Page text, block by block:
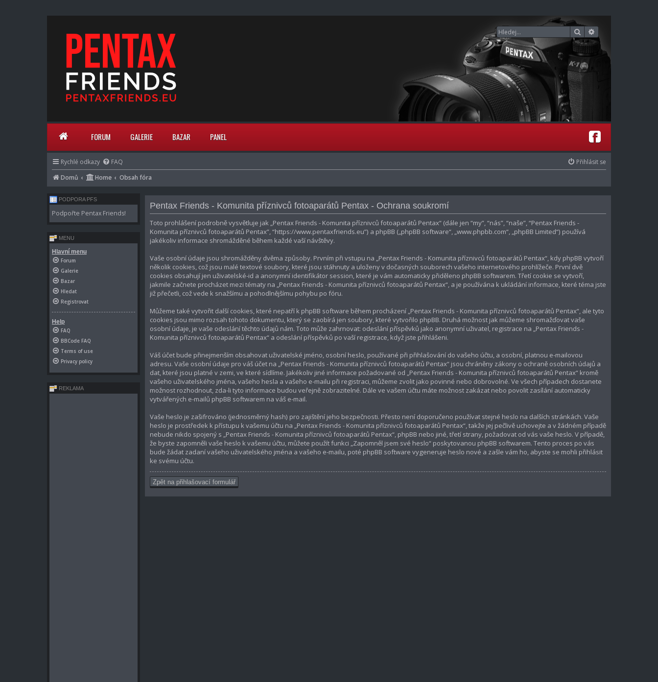
Hledat
FORUM GALERIE BAZAR PANEL
Rychlé odkazy FAQ
Přihlásit se
Domů
Home Obsah fóra
Pentax Friends - Komunita příznivců fotoaparátů Pentax - Ochrana soukromí
Toto prohlášení podrobně vysvětluje jak „Pentax Friends - Komunita příznivců fotoaparátů Pentax“ (dále jen “my”, “nás”, “naše”, “Pentax Friends -
Komunita příznivců fotoaparátů Pentax”, “https://www.pentaxfriends.eu”) a phpBB („phpBB software“, „www.phpbb.com“, „phpBB Limited“) používá
jakékoliv informace shromážděné během každé vaší návštěvy.
Vaše osobní údaje jsou shromážděny dvěma způsoby. Prvním při vstupu na „Pentax Friends - Komunita příznivců fotoaparátů Pentax“, kdy phpBB vytvoří
několik cookies, což jsou malé textové soubory, které jsou stáhnuty a uloženy v dočasných souborech vašeho internetového prohlížeče. První dvě
cookies obsahují jen uživatelské-id a anonymní identifikátor session, které je vám automaticky přiděleno phpBB softwarem. Třetí cookie se vytvoří,
jakmile začnete procházet mezi tématy na „Pentax Friends - Komunita příznivců fotoaparátů Pentax“, a je používána k ukládání informace, které téma jste
již přečetli, což vede k snažšímu a pohodlnějšímu pohybu po fóru.
Můžeme také vytvořit další cookies, které nepatří k phpBB software během procházení „Pentax Friends - Komunita příznivců fotoaparátů Pentax“, ale tyto
cookies jsou mimo rozsah tohoto dokumentu, který se zaobírá jen soubory, které vytvořilo phpBB. Druhá možnost jak můžeme shromažďovat vaše
osobní údaje, je vaše odeslání těchto údajů nám. Toto může zahrnovat: odeslání příspěvků jako anonymní uživatel, registrace na „Pentax Friends -
Komunita příznivců fotoaparátů Pentax“ a odeslání příspěvků po vaší registrace, když jste přihlášeni.
Váš účet bude přinejmenším obsahovat uživatelské jméno, osobní heslo, používané při přihlašování do vašeho účtu, a osobní, platnou e-mailovou
adresu. Vaše osobní údaje pro váš účet na „Pentax Friends - Komunita příznivců fotoaparátů Pentax“ jsou chráněny zákony o ochraně osobních údajů a
dat, které jsou platné v zemi, ve které sídlíme. Jakékoliv jiné informace požadované od „Pentax Friends - Komunita příznivců fotoaparátů Pentax“ kromě
vašeho uživatelského jména, vašeho hesla a vašeho e-mailu při registraci, můžeme zvolit jako povinné nebo dobrovolné. Ve všech případech dostanete
možnost rozhodnout, zda-li tyto informace budou veřejně zobrazitelné. Dále ve vašem účtu máte možnost zakázat nebo povolit zasílání automaticky
vytvářených e-mailů phpBB softwarem na váš e-mail.
Vaše heslo je zašifrováno (jednosměrný hash) pro zajištění jeho bezpečnosti. Přesto není doporučeno používat stejné heslo na dalších stránkách. Vaše
heslo je prostředek k přístupu k vašemu účtu na „Pentax Friends - Komunita příznivců fotoaparátů Pentax“, takže jej pečlivě uchovejte a v žádném případě
nebude nikdo spojený s „Pentax Friends - Komunita příznivců fotoaparátů Pentax“, phpBB nebo jiné, třetí strany, požadovat od vás vaše heslo. V případě,
že byste zapomněli vaše heslo k vašemu účtu, můžete použít funkci „Zapomněl jsem své heslo“ poskytovanou phpBB softwarem. Tento proces po vás
bude žádat zadaní vašeho uživatelského jména a vašeho e-mailu, poté phpBB software vygeneruje heslo nové a zašle vám ho, abyste se mohli přihlásit
ke svému účtu.
Zpět na přihlašovací formulář
PODPORA PFS
Podpořte Pentax Friends!
MENU
Hlavní menu
Forum
Galerie
Bazar
Hledat
Registrovat
Help
FAQ
BBCode FAQ
Terms of use
Privacy policy
REKLAMA